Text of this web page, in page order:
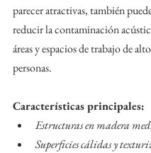
parecer atractivas, también
reducir la contaminación
áreas y espacios de trabajo de
personas.
Características principales:
Estructuras en madera
Superficies cálidas y